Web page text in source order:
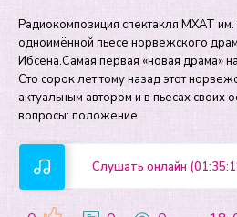
Радиокомпозиция спектакля МХАТ им.
одноимённой пьесе норвежского
Ибсена.Самая первая «новая драма»
Сто сорок лет тому назад этот
актуальным автором и в пьесах
вопросы: положение
Слушать онлайн